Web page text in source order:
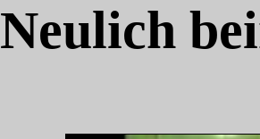
Neulich